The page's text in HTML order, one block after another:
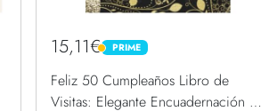
15,11€ PRIME
PRIME
Feliz 50 Cumpleaños Libro de
Visitas: Elegante Encuadernación en